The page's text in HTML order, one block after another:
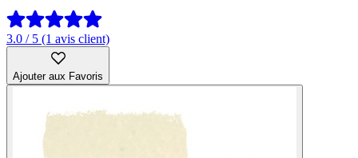
3.0 / 5 (1 avis client)
Ajouter aux Favoris